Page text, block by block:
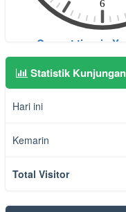
Statistik Kunjungan
Hari ini
Kemarin
Total Visitor